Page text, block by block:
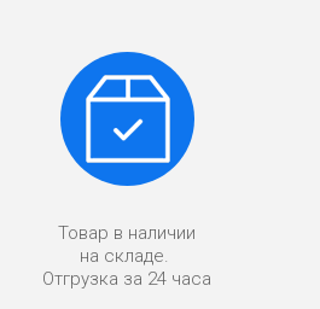
Товар в наличии
на складе.
Отгрузка за 24 часа